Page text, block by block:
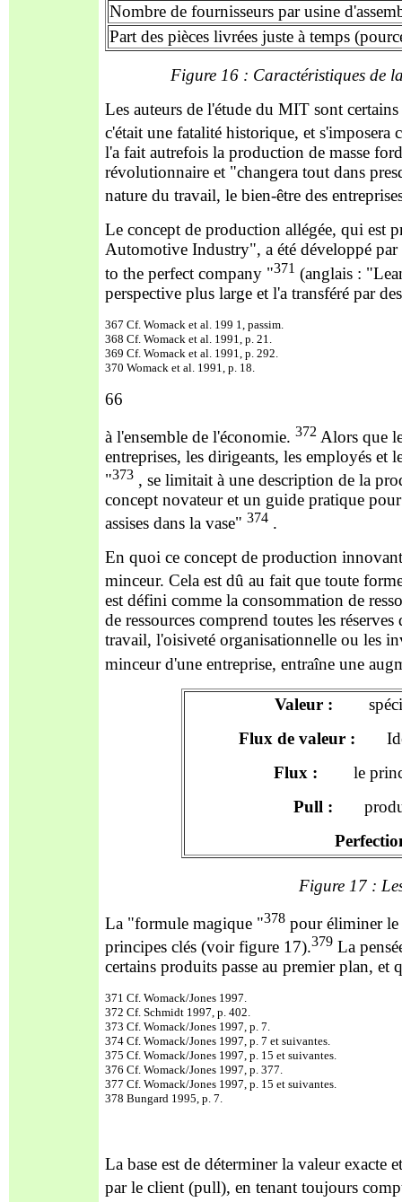
Nombre de fournisseurs par usine
Part des pièces livrées juste à temps
Figure 16 : Caractéristiques de
Les auteurs de l'étude du MIT sont
c'était une fatalité historique, et
l'a fait autrefois la production de masse
révolutionnaire et "changera tout dans
nature du travail, le bien-être des
Le concept de production allégée, qui est
Automotive Industry", a été développé
to the perfect company "371 (anglais :
perspective plus large et l'a transféré par
367 Cf. Womack et al. 199 1, passim.
368 Cf. Womack et al. 1991, p. 21.
369 Cf. Womack et al. 1991, p. 292.
370 Womack et al. 1991, p. 18.
66
à l'ensemble de l'économie. 372 Alors que
entreprises, les dirigeants, les employés et
"373 , se limitait à une description de la
concept novateur et un guide pratique
assises dans la vase" 374 .
En quoi ce concept de production
minceur. Cela est dû au fait que toute
est défini comme la consommation de
de ressources comprend toutes les
travail, l'oisiveté organisationnelle ou les
minceur d'une entreprise, entraîne une
Valeur :
Flux de valeur :
Flux : le
Pull :
Figure 17 :
La "formule magique "378 pour éliminer le
principes clés (voir figure 17).379 La
certains produits passe au premier plan, et
371 Cf. Womack/Jones 1997.
372 Cf. Schmidt 1997, p. 402.
373 Cf. Womack/Jones 1997, p. 7.
374 Cf. Womack/Jones 1997, p. 7 et suivantes.
375 Cf. Womack/Jones 1997, p. 15 et suivantes.
376 Cf. Womack/Jones 1997, p. 377.
377 Cf. Womack/Jones 1997, p. 15 et suivantes.
378 Bungard 1995, p. 7.
La base est de déterminer la valeur
par le client (pull), en tenant toujours